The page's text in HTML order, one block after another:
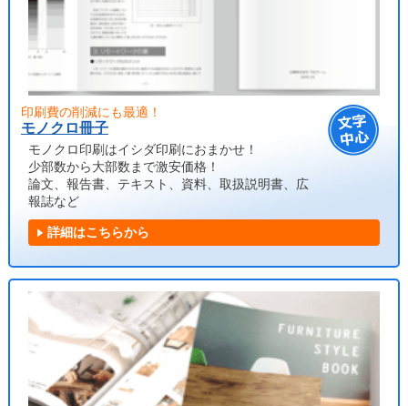
印刷費の削減にも最適！
モノクロ冊子
モノクロ印刷はイシダ印刷におまかせ！
少部数から大部数まで激安価格！
論文、報告書、テキスト、資料、取扱説明書、広
報誌など
詳細はこちらから